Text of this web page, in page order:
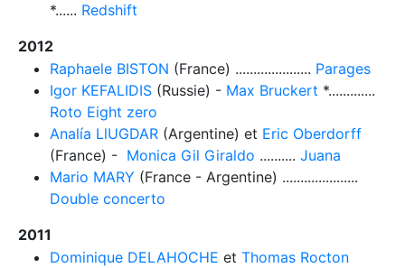
*...... Redshift
2012
Raphaele BISTON (France) ..................... Parages
Igor KEFALIDIS (Russie) - Max Bruckert *.............
Roto Eight zero
Analía LlUGDAR (Argentine) et Eric Oberdorff
(France) - Monica Gil Giraldo .......... Juana
Mario MARY (France - Argentine) .....................
Double concerto
2011
Dominique DELAHOCHE et Thomas Rocton